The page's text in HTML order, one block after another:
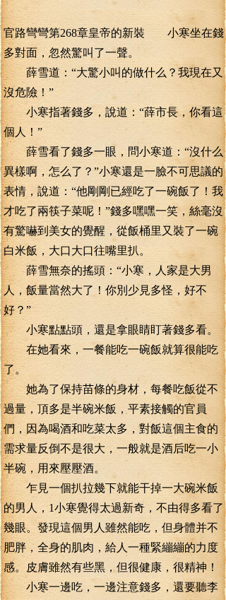
官路彎彎第268章皇帝的新裝 小寒坐在錢
多對面，忽然驚叫了一聲。
薛雪道：“大驚小叫的做什么？我現在又
沒危險！”
小寒指著錢多，說道：“薛市長，你看這
個人！”
薛雪看了錢多一眼，問小寒道：“沒什么
異樣啊，怎么了？”小寒還是一臉不可思議的
表情，說道：“他剛剛已經吃了一碗飯了！我
才吃了兩筷子菜呢！”錢多嘿嘿一笑，絲毫沒
有驚嚇到美女的覺醒，從飯桶里又裝了一碗
白米飯，大口大口往嘴里扒。
薛雪無奈的搖頭：“小寒，人家是大男
人，飯量當然大了！你別少見多怪，好不
好？”
小寒點點頭，還是拿眼睛盯著錢多看。
在她看來，一餐能吃一碗飯就算很能吃
了。
她為了保持苗條的身材，每餐吃飯從不
過量，頂多是半碗米飯，平素接觸的官員
們，因為喝酒和吃菜太多，對飯這個主食的
需求量反倒不是很大，一般就是酒后吃一小
半碗，用來壓壓酒。
乍見一個扒拉幾下就能干掉一大碗米飯
的男人，1小寒覺得太過新奇，不由得多看了
幾眼。發現這個男人雖然能吃，但身體并不
肥胖，全身的肌肉，給人一種緊繃繃的力度
感。皮膚雖然有些黑，但很健康，很精神！
小寒一邊吃，一邊注意錢多，還要聽李